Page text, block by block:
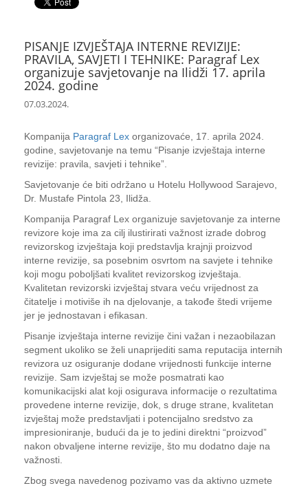
PISANJE IZVJEŠTAJA INTERNE REVIZIJE:
PRAVILA, SAVJETI I TEHNIKE: Paragraf Lex
organizuje savjetovanje na Ilidži 17. aprila
2024. godine
07.03.2024.
Kompanija Paragraf Lex organizovaće, 17. aprila 2024.
godine, savjetovanje na temu “Pisanje izvještaja interne
revizije: pravila, savjeti i tehnike”.
Savjetovanje će biti održano u Hotelu Hollywood Sarajevo,
Dr. Mustafe Pintola 23, Ilidža.
Kompanija Paragraf Lex organizuje savjetovanje za interne
revizore koje ima za cilj ilustirirati važnost izrade dobrog
revizorskog izvještaja koji predstavlja krajnji proizvod
interne revizije, sa posebnim osvrtom na savjete i tehnike
koji mogu poboljšati kvalitet revizorskog izvještaja.
Kvalitetan revizorski izvještaj stvara veću vrijednost za
čitatelje i motiviše ih na djelovanje, a takođe štedi vrijeme
jer je jednostavan i efikasan.
Pisanje izvještaja interne revizije čini važan i nezaobilazan
segment ukoliko se želi unaprijediti sama reputacija internih
revizora uz osiguranje dodane vrijednosti funkcije interne
revizije. Sam izvještaj se može posmatrati kao
komunikacijski alat koji osigurava informacije o rezultatima
provedene interne revizije, dok, s druge strane, kvalitetan
izvještaj može predstavljati i potencijalno sredstvo za
impresioniranje, budući da je to jedini direktni “proizvod”
nakon obvaljene interne revizije, što mu dodatno daje na
važnosti.
Zbog svega navedenog pozivamo vas da aktivno uzmete